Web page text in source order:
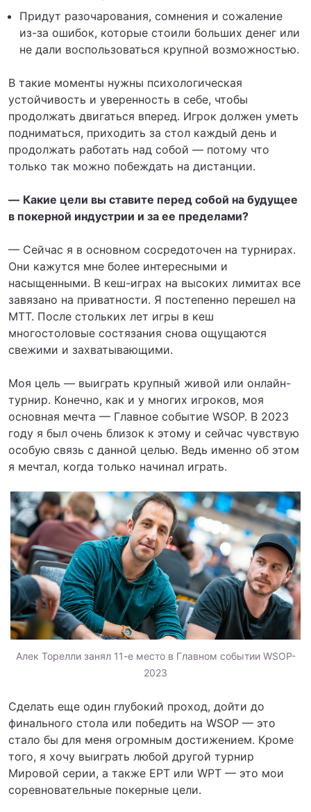
Придут разочарования, сомнения и сожаление
из-за ошибок, которые стоили больших денег или
не дали воспользоваться крупной возможностью.
В такие моменты нужны психологическая
устойчивость и уверенность в себе, чтобы
продолжать двигаться вперед. Игрок должен уметь
подниматься, приходить за стол каждый день и
продолжать работать над собой — потому что
только так можно побеждать на дистанции.
— Какие цели вы ставите перед собой на будущее
в покерной индустрии и за ее пределами?
— Сейчас я в основном сосредоточен на турнирах.
Они кажутся мне более интересными и
насыщенными. В кеш-играх на высоких лимитах все
завязано на приватности. Я постепенно перешел на
МТТ. После стольких лет игры в кеш
многостоловые состязания снова ощущаются
свежими и захватывающими.
Моя цель — выиграть крупный живой или онлайн-
турнир. Конечно, как и у многих игроков, моя
основная мечта — Главное событие WSOP. В 2023
году я был очень близок к этому и сейчас чувствую
особую связь с данной целью. Ведь именно об этом
я мечтал, когда только начинал играть.
Алек Торелли занял 11-е место в Главном событии WSOP-
2023
Сделать еще один глубокий проход, дойти до
финального стола или победить на WSOP — это
стало бы для меня огромным достижением. Кроме
того, я хочу выиграть любой другой турнир
Мировой серии, а также EPT или WPT — это мои
соревновательные покерные цели.